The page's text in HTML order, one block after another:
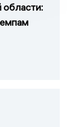
области: